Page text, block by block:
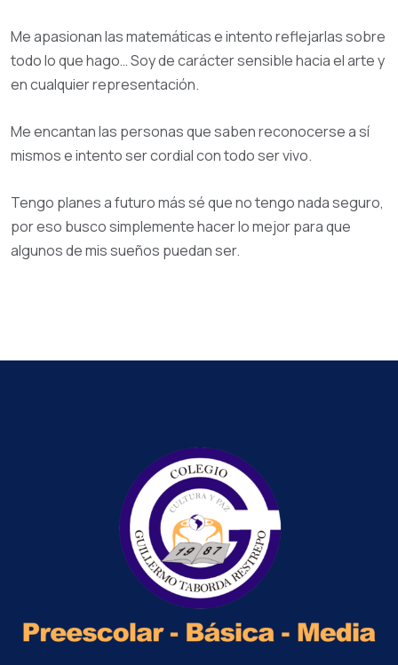
Me apasionan las matemáticas e intento reflejarlas sobre
todo lo que hago… Soy de carácter sensible hacia el arte y
en cualquier representación.
Me encantan las personas que saben reconocerse a sí
mismos e intento ser cordial con todo ser vivo.
Tengo planes a futuro más sé que no tengo nada seguro,
por eso busco simplemente hacer lo mejor para que
algunos de mis sueños puedan ser.